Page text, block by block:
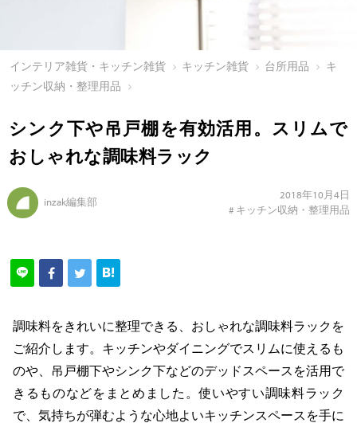
インテリア雑貨・キッチン雑貨 キッチン雑貨 台所用品
キ
ッチン収納・整理用品
シンク下や吊戸棚を有効活用。スリムで
おしゃれな調味料ラック
inzak編集部
2018年10月4日
# キッチン収納・整理用品
調味料をきれいに整理できる、おしゃれな調味料ラックを
ご紹介します。キッチンやダイニングでスリムに使えるも
のや、吊戸棚下やシンク下などのデッドスペースを活用で
きるものなどをまとめました。使いやすい調味料ラック
で、気持ちが弾むような心地よいキッチンスペースを手に